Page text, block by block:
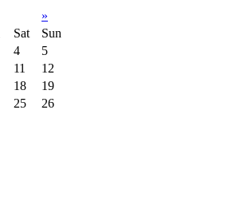
»
Sat
Sun
4
5
11
12
18
19
25
26